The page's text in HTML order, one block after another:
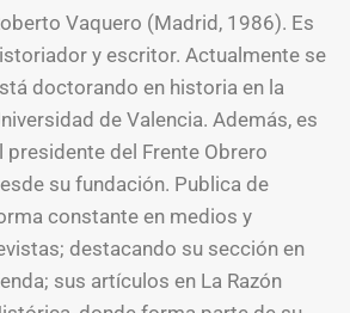
Vaquero (Madrid, 1986). Es
y escritor. Actualmente se
doctorando en historia en la
de Valencia. Además, es
presidente del Frente Obrero
su fundación. Publica de
constante en medios y
destacando su sección en
sus artículos en La Razón